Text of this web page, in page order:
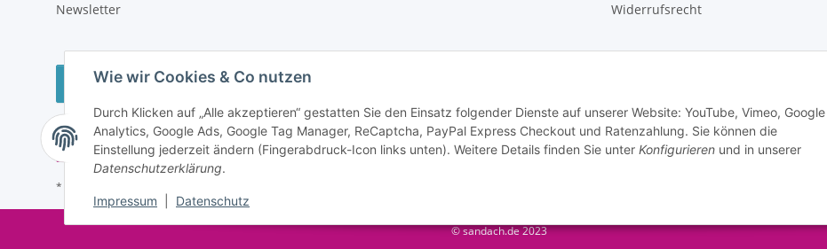
Wie wir Cookies & Co nutzen
Durch Klicken auf „Alle akzeptieren“ gestatten Sie den Einsatz folgender Dienste auf unserer Website: YouTube, Vimeo, Google
Analytics, Google Ads, Google Tag Manager, ReCaptcha, PayPal Express Checkout und Ratenzahlung. Sie können die
Einstellung jederzeit ändern (Fingerabdruck-Icon links unten). Weitere Details finden Sie unter Konfigurieren und in unserer
Datenschutzerklärung.
Impressum Datenschutz
Newsletter
Widerrufsrecht
Vertrag widerrufen
* Alle Preise inkl. gesetzlicher USt., zzgl.
© sandach.de 2023